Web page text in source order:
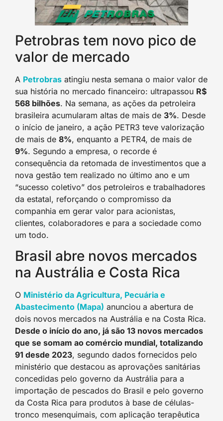
Petrobras tem novo pico de
valor de mercado
A Petrobras atingiu nesta semana o maior valor de
sua história no mercado financeiro: ultrapassou R$
568 bilhões. Na semana, as ações da petroleira
brasileira acumularam altas de mais de 3%. Desde
o início de janeiro, a ação PETR3 teve valorização
de mais de 8%, enquanto a PETR4, de mais de
9%. Segundo a empresa, o recorde é
consequência da retomada de investimentos que a
nova gestão tem realizado no último ano e um
“sucesso coletivo” dos petroleiros e trabalhadores
da estatal, reforçando o compromisso da
companhia em gerar valor para acionistas,
clientes, colaboradores e para a sociedade como
um todo.
Brasil abre novos mercados
na Austrália e Costa Rica
O Ministério da Agricultura, Pecuária e
Abastecimento (Mapa) anunciou a abertura de
dois novos mercados na Austrália e na Costa Rica.
Desde o início do ano, já são 13 novos mercados
que se somam ao comércio mundial, totalizando
91 desde 2023, segundo dados fornecidos pelo
ministério que destacou as aprovações sanitárias
concedidas pelo governo da Austrália para a
importação de pescados do Brasil e pelo governo
da Costa Rica para produtos à base de células-
tronco mesenquimais, com aplicação terapêutica